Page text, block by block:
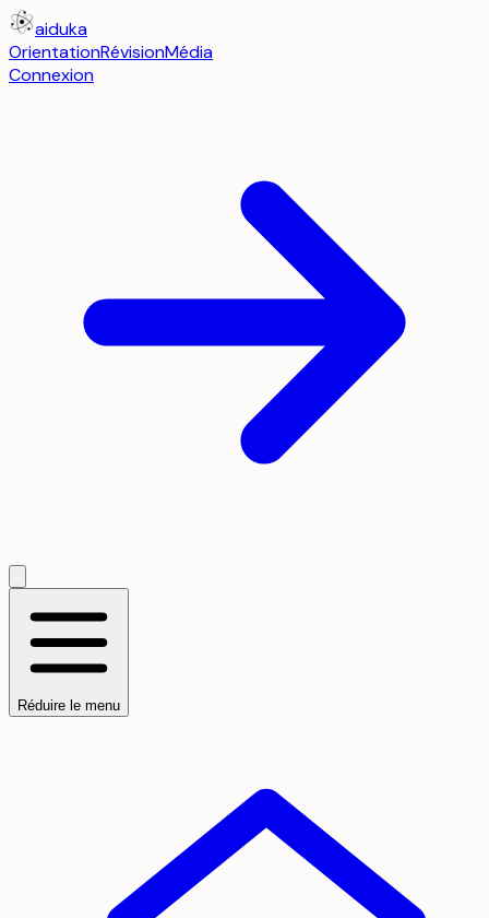
aiduka
OrientationRévisionMédia
Connexion
Réduire le menu